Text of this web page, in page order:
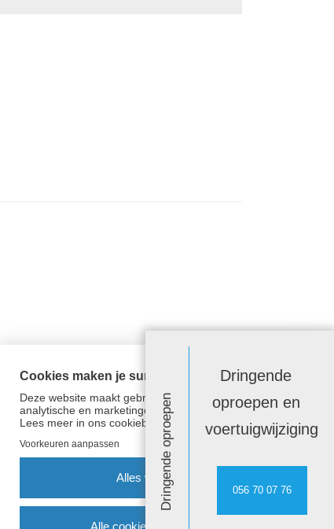
Cookies maken je surfervaring beter!
Deze website maakt gebruik van functionele,
analytische en marketingcookies.
Lees meer in ons cookiebeleid.
Alle cookies aanvaarden
Alles weigeren
Voorkeuren aanpassen Dringende oproepen
Dringende
oproepen en
voertuigwijziging
056 70 07 76